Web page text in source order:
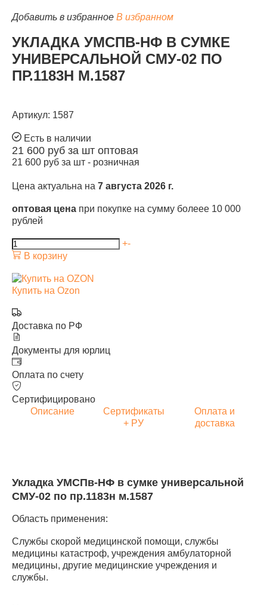
КАТАЛОГ
Добавить в избранное В избранном
УКЛАДКА УМСПВ-НФ В СУМКЕ
УНИВЕРСАЛЬНОЙ СМУ-02 ПО
ПР.1183Н М.1587
Артикул: 1587
Есть в наличии
21 600 руб за шт оптовая
21 600 руб за шт - розничная
Цена актуальна на 7 августа 2026 г.
оптовая цена при покупке на сумму болеее 10 000
рублей
+-
В корзину
Купить на Ozon
Доставка по РФ
Документы для юрлиц
Оплата по счету
Сертифицировано
Описание
Сертификаты
+ РУ
Оплата и
доставка
Укладка УМСПв-НФ в сумке универсальной
СМУ-02 по пр.1183н м.1587
Область применения:
Службы скорой медицинской помощи, службы
медицины катастроф, учреждения амбулаторной
медицины, другие медицинские учреждения и
службы.